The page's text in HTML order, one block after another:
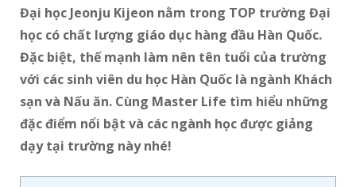
Đại học Jeonju Kijeon nằm trong TOP trường Đại
học có chất lượng giáo dục hàng đầu Hàn Quốc.
Đặc biệt, thế mạnh làm nên tên tuổi của trường
với các sinh viên du học Hàn Quốc là ngành Khách
sạn và Nấu ăn. Cùng Master Life tìm hiểu những
đặc điểm nổi bật và các ngành học được giảng
dạy tại trường này nhé!